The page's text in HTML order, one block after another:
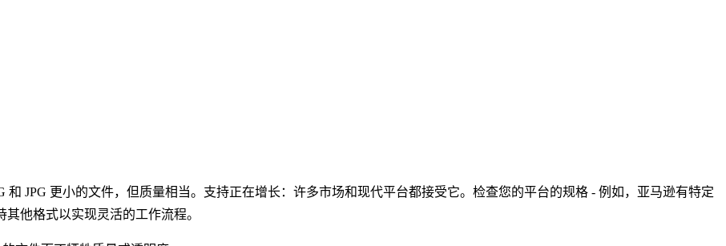
JPG 更小的文件，但质量相当。支持正在增长：许多市场和现代平台都接受它。检查您的平台的规格 - 例如，亚马逊有特定
其他格式以实现灵活的工作流程。